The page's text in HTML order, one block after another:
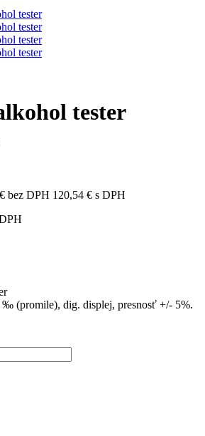
tester
bez DPH 120,54 € s DPH
‰ (promile), dig. displej, presnosť +/- 5%.